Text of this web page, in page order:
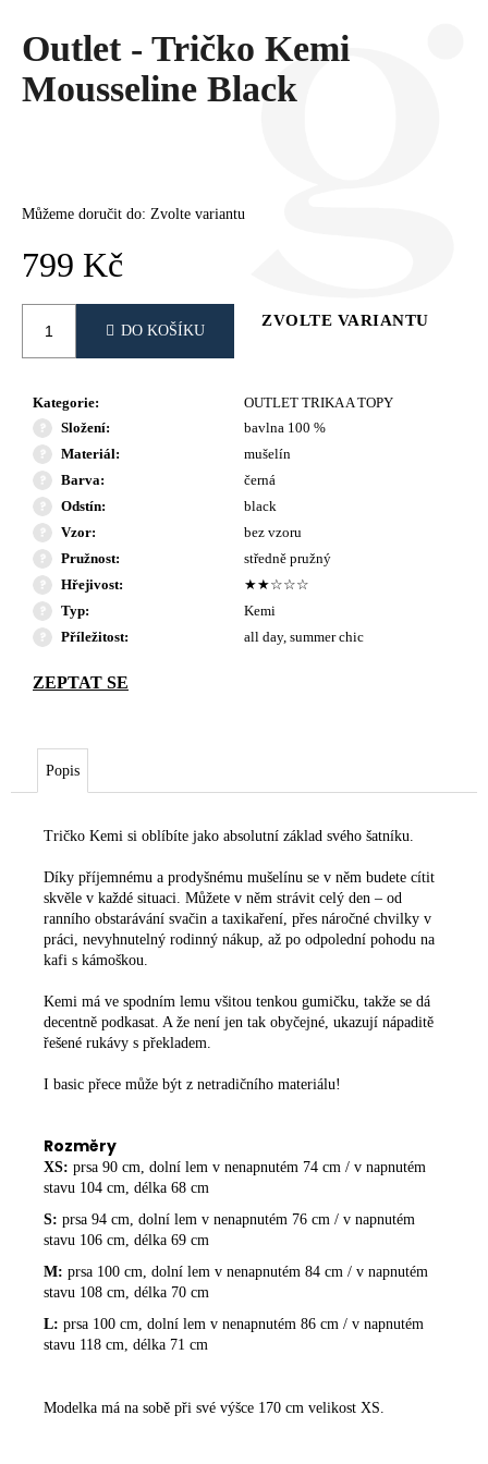
Outlet - Tričko Kemi
Mousseline Black
Můžeme doručit do: Zvolte variantu
799 Kč
DO KOŠÍKU
ZVOLTE VARIANTU
Kategorie:
OUTLET TRIKA A TOPY
Složení:
bavlna 100 %
Materiál:
mušelín
Barva:
černá
Odstín:
black
Vzor:
bez vzoru
Pružnost:
středně pružný
Hřejivost:
★★☆☆☆
Typ:
Kemi
Příležitost: all day, summer chic
Popis
Tričko Kemi si oblíbíte jako absolutní základ svého šatníku.
Díky příjemnému a prodyšnému mušelínu se v něm budete cítit
skvěle v každé situaci. Můžete v něm strávit celý den – od
ranního obstarávání svačin a taxikaření, přes náročné chvilky v
práci, nevyhnutelný rodinný nákup, až po odpolední pohodu na
kafi s kámoškou.
Kemi má ve spodním lemu všitou tenkou gumičku, takže se dá
decentně podkasat. A že není jen tak obyčejné, ukazují nápaditě
řešené rukávy s překladem.
I basic přece může být z netradičního materiálu!
Rozměry
XS: prsa 90 cm, dolní lem v nenapnutém 74 cm / v napnutém
stavu 104 cm, délka 68 cm
S: prsa 94 cm, dolní lem v nenapnutém 76 cm / v napnutém
stavu 106 cm, délka 69 cm
M: prsa 100 cm, dolní lem v nenapnutém 84 cm / v napnutém
stavu 108 cm, délka 70 cm
L: prsa 100 cm, dolní lem v nenapnutém 86 cm / v napnutém
stavu 118 cm, délka 71 cm
Modelka má na sobě při své výšce 170 cm velikost XS.
J
E
M